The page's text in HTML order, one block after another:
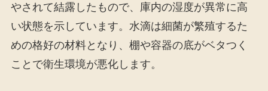
やされて結露したもので、庫内の湿度が異常に高
い状態を示しています。水滴は細菌が繁殖するた
めの格好の材料となり、棚や容器の底がベタつく
ことで衛生環境が悪化します。